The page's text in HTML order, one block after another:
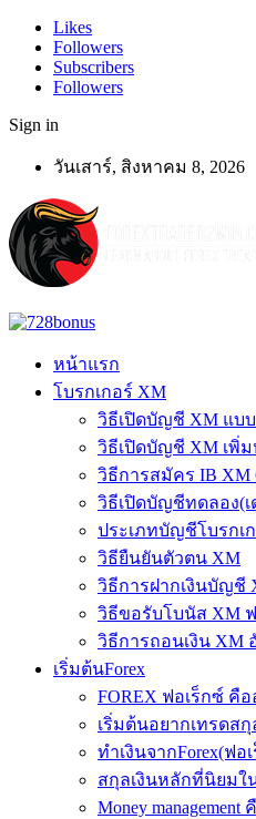
Likes
Followers
Subscribers
Followers
Sign in
วันเสาร์, สิงหาคม 8, 2026
หน้าแรก
โบรกเกอร์ XM
วิธีเปิดบัญชี XM แบบ
วิธีเปิดบัญชี XM เพิ่
วิธีการสมัคร IB XM
วิธีเปิดบัญชีทดลอง(เ
ประเภทบัญชีโบรกเก
วิธียืนยันตัวตน XM
วิธีการฝากเงินบัญชี
วิธีขอรับโบนัส XM
วิธีการถอนเงิน XM
เริ่มต้นForex
FOREX ฟอเร็กซ์ คือ
เริ่มต้นอยากเทรดสกุ
ทำเงินจากForex(ฟอ
สกุลเงินหลักที่นิยมใ
Money management